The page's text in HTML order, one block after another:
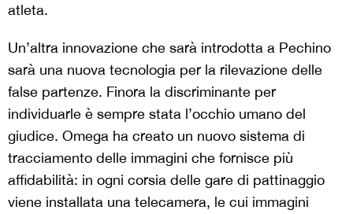
atleta.
Un’altra innovazione che sarà introdotta a Pechino
sarà una nuova tecnologia per la rilevazione delle
false partenze. Finora la discriminante per
individuarle è sempre stata l’occhio umano del
giudice. Omega ha creato un nuovo sistema di
tracciamento delle immagini che fornisce più
affidabilità: in ogni corsia delle gare di pattinaggio
viene installata una telecamera, le cui immagini